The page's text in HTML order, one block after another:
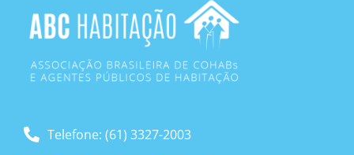
Telefone: (61) 3327-2003